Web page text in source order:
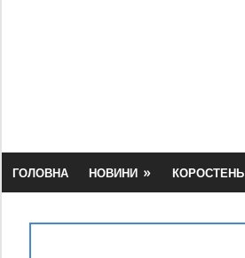
ГОЛОВНА НОВИНИ КОРОСТЕНЬ